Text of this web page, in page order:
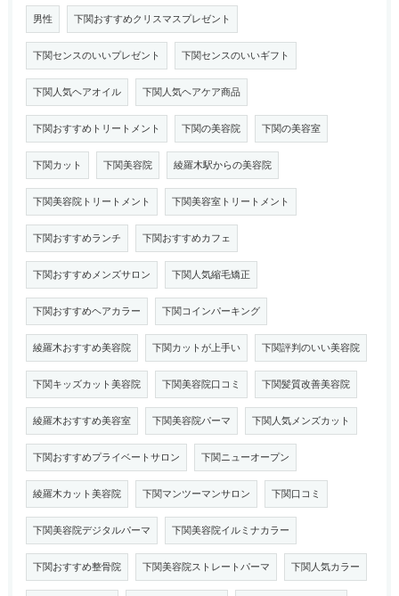
男性 下関おすすめクリスマスプレゼント
下関センスのいいプレゼント 下関センスのいいギフト
下関人気ヘアオイル 下関人気ヘアケア商品
下関おすすめトリートメント 下関の美容院 下関の美容室
下関カット 下関美容院 綾羅木駅からの美容院
下関美容院トリートメント 下関美容室トリートメント
下関おすすめランチ 下関おすすめカフェ
下関おすすめメンズサロン 下関人気縮毛矯正
下関おすすめヘアカラー 下関コインパーキング
綾羅木おすすめ美容院 下関カットが上手い 下関評判のいい美容院
下関キッズカット美容院 下関美容院口コミ 下関髪質改善美容院
綾羅木おすすめ美容室 下関美容院パーマ 下関人気メンズカット
下関おすすめプライベートサロン 下関ニューオープン
綾羅木カット美容院 下関マンツーマンサロン 下関口コミ
下関美容院デジタルパーマ 下関美容院イルミナカラー
下関おすすめ整骨院 下関美容院ストレートパーマ 下関人気カラー